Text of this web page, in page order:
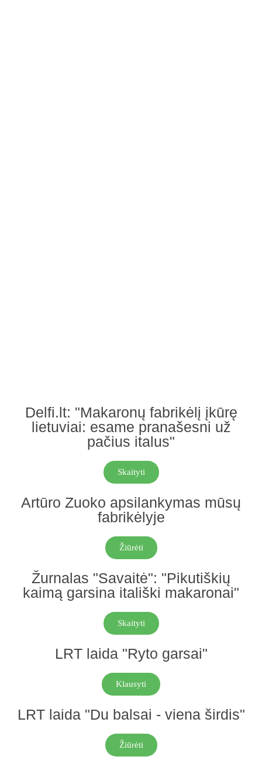
Delfi.lt: "Makaronų fabrikėlį įkūrę
lietuviai: esame pranašesni už
pačius italus"
Skaityti
Artūro Zuoko apsilankymas mūsų
fabrikėlyje
Žiūrėti
Žurnalas "Savaitė": "Pikutiškių
kaimą garsina itališki makaronai"
Skaityti
LRT laida "Ryto garsai"
Klausyti
LRT laida "Du balsai - viena širdis"
Žiūrėti